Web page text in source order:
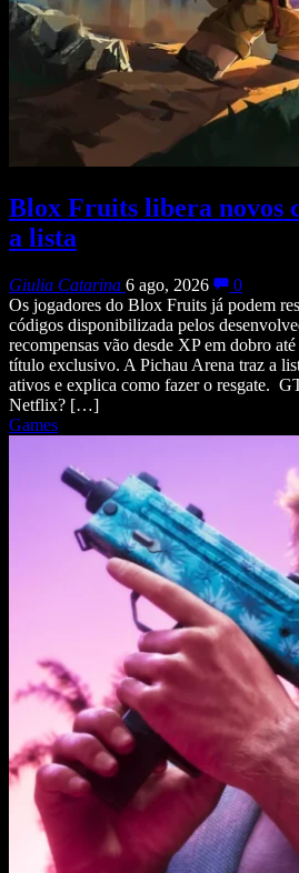
Blox Fruits libera novos
a lista
Giulia Catarina 6 ago, 2026
0
Os jogadores do Blox Fruits já podem
códigos disponibilizada pelos
recompensas vão desde XP em dobro
título exclusivo. A Pichau Arena traz a
ativos e explica como fazer o resgate.
Netflix? […]
Games